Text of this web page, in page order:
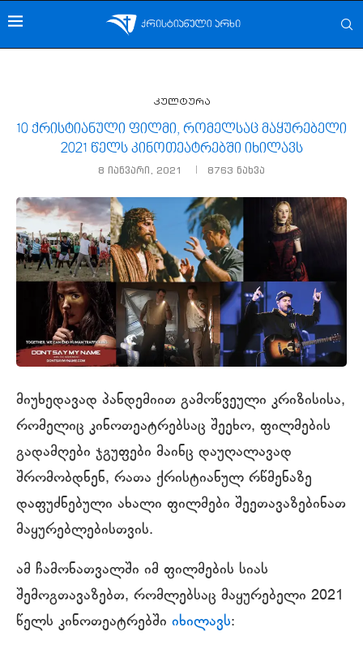
კულტურა
10 ქრისტიანული ფილმი, რომელსაც მაყურებელი
2021 წელს კინოთეატრებში იხილავს
8 იანვარი, 2021 8763 ნახვა
მიუხედავად პანდემიით გამოწვეული კრიზისისა,
რომელიც კინოთეატრებსაც შეეხო, ფილმების
გადამღები ჯგუფები მაინც დაუღალავად
შრომობდნენ, რათა ქრისტიანულ რწმენაზე
დაფუძნებული ახალი ფილმები შეეთავაზებინათ
მაყურებლებისთვის.
ამ ჩამონათვალში იმ ფილმების სიას
შემოგთავაზებთ, რომლებსაც მაყურებელი 2021
წელს კინოთეატრებში იხილავს: